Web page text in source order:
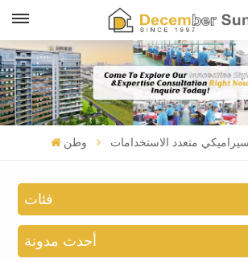
وطن متعدد الاستخدامات
فئات
أحدث مدونة